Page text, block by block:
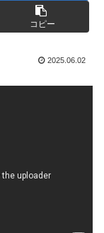
コピー
2025.06.02